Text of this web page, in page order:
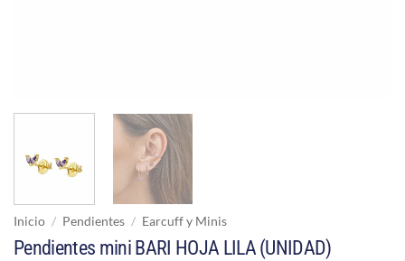
Inicio / Pendientes / Earcuff y Minis
Pendientes mini BARI HOJA LILA (UNIDAD)